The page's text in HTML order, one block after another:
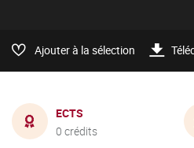
Ajouter à la sélection
ECTS
0 crédits